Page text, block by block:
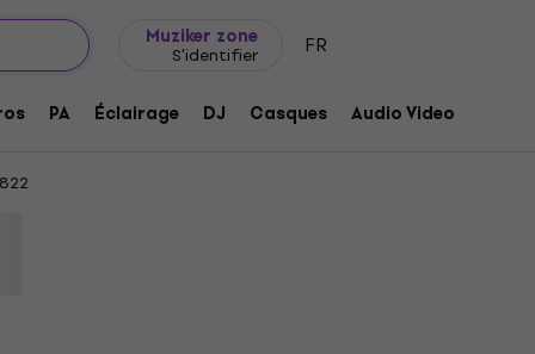
Muziker zone
S'identifier FR
PA Éclairage DJ Casques Audio Video
Zebrano Кахони дървени